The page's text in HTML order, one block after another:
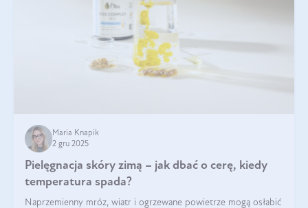
Maria Knapik
2 gru 2025
Pielęgnacja skóry zimą – jak dbać o cerę, kiedy
temperatura spada?
Naprzemienny mróz, wiatr i ogrzewane powietrze mogą osłabić